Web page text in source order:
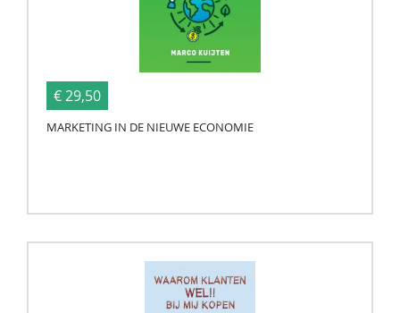
€ 29,50
MARKETING IN DE NIEUWE ECONOMIE